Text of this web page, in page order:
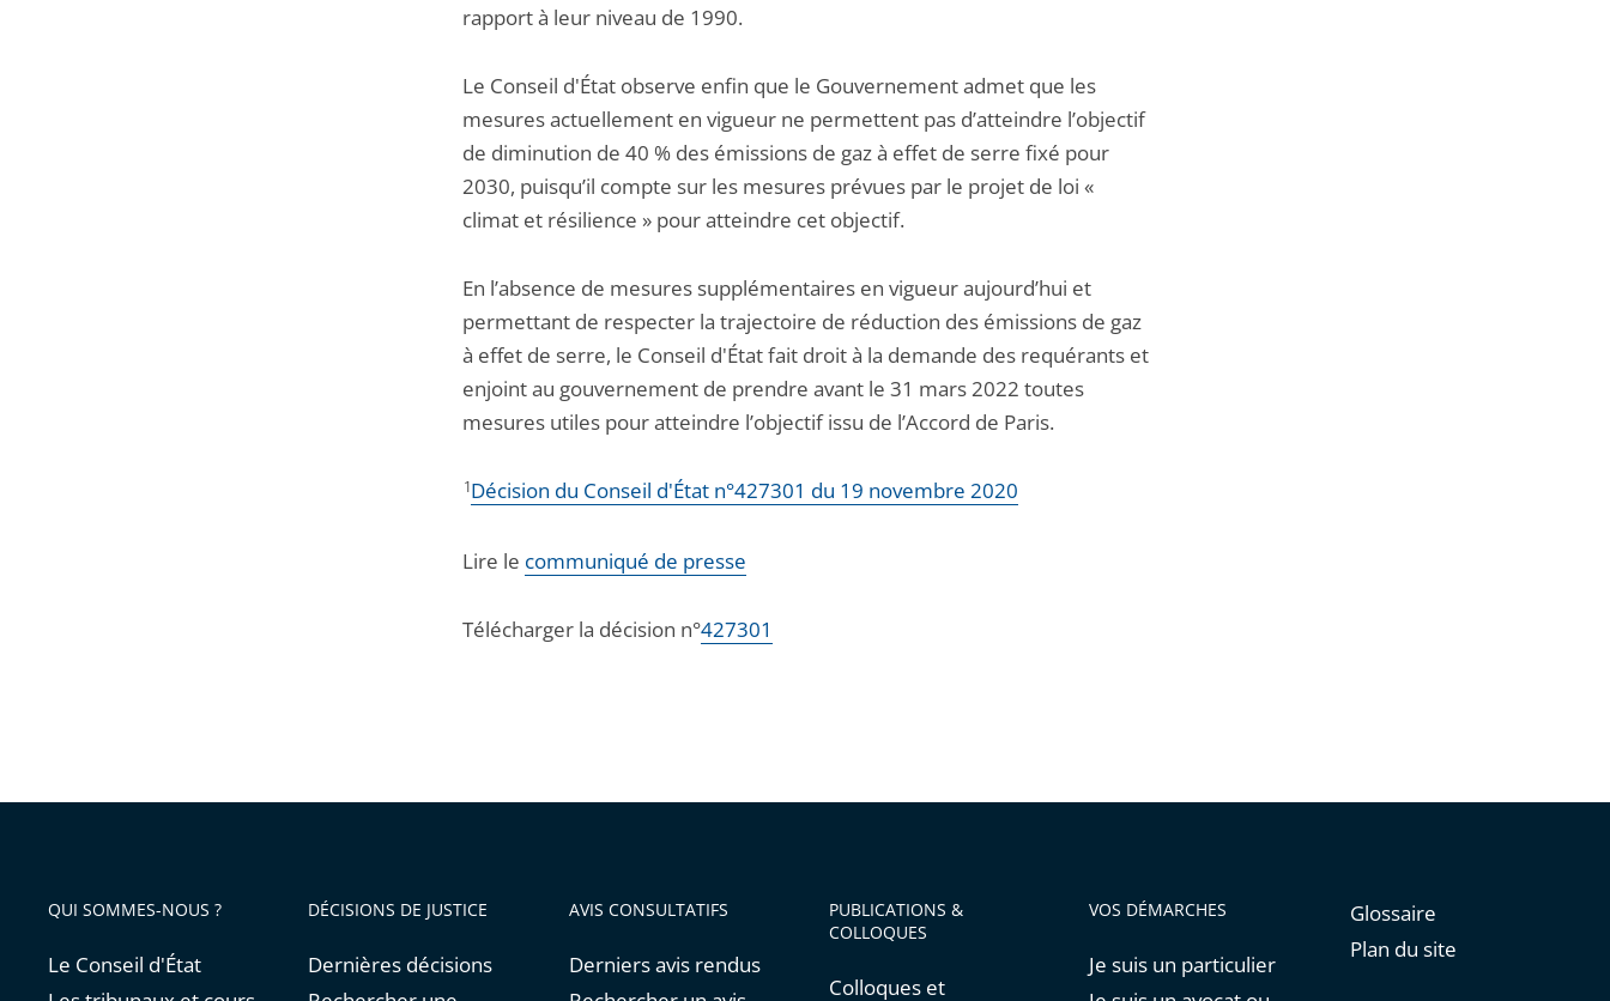
rapport à leur niveau de 1990.
Le Conseil d'État observe enfin que le Gouvernement admet que les
mesures actuellement en vigueur ne permettent pas d’atteindre l’objectif
de diminution de 40 % des émissions de gaz à effet de serre fixé pour
2030, puisqu’il compte sur les mesures prévues par le projet de loi «
climat et résilience » pour atteindre cet objectif.
En l’absence de mesures supplémentaires en vigueur aujourd’hui et
permettant de respecter la trajectoire de réduction des émissions de gaz
à effet de serre, le Conseil d'État fait droit à la demande des requérants et
enjoint au gouvernement de prendre avant le 31 mars 2022 toutes
mesures utiles pour atteindre l’objectif issu de l’Accord de Paris.
1Décision du Conseil d'État n°427301 du 19 novembre 2020
Lire le communiqué de presse
Télécharger la décision n°427301
QUI SOMMES-NOUS ?
Le Conseil d'État
DÉCISIONS DE JUSTICE
Dernières décisions
AVIS CONSULTATIFS
Derniers avis rendus
PUBLICATIONS &
COLLOQUES
Colloques et
VOS DÉMARCHES
Je suis un particulier
Glossaire
Plan du site